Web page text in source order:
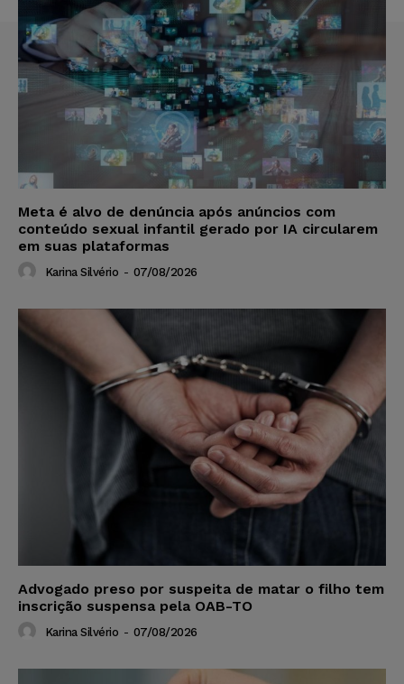
Meta é alvo de denúncia após anúncios com
conteúdo sexual infantil gerado por IA circularem
em suas plataformas
Karina Silvério - 07/08/2026
Advogado preso por suspeita de matar o filho tem
inscrição suspensa pela OAB-TO
Karina Silvério - 07/08/2026